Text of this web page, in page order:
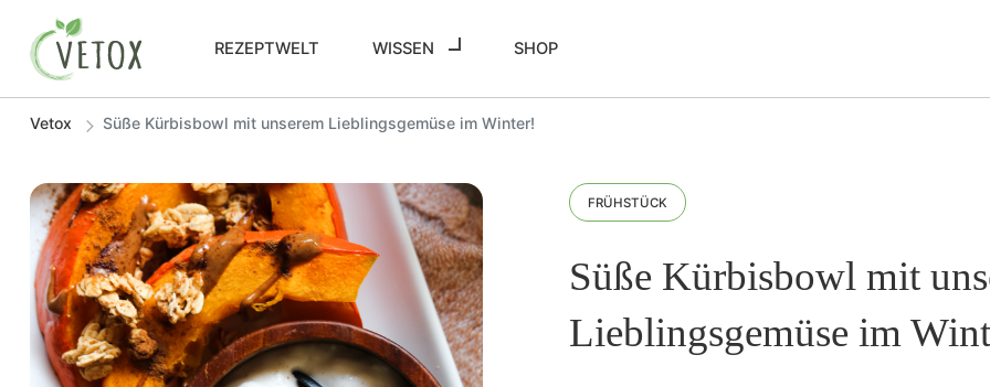
REZEPTWELT WISSEN SHOP
Vetox Süße Kürbisbowl mit unserem Lieblingsgemüse im Winter!
FRÜHSTÜCK
Süße Kürbisbowl mit
Lieblingsgemüse im